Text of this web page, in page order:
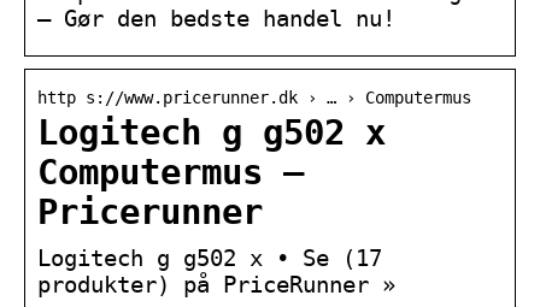
– Gør den bedste handel nu!
http s://www.pricerunner.dk › … › Computermus
Logitech g g502 x
Computermus –
Pricerunner
Logitech g g502 x • Se (17
produkter) på PriceRunner »